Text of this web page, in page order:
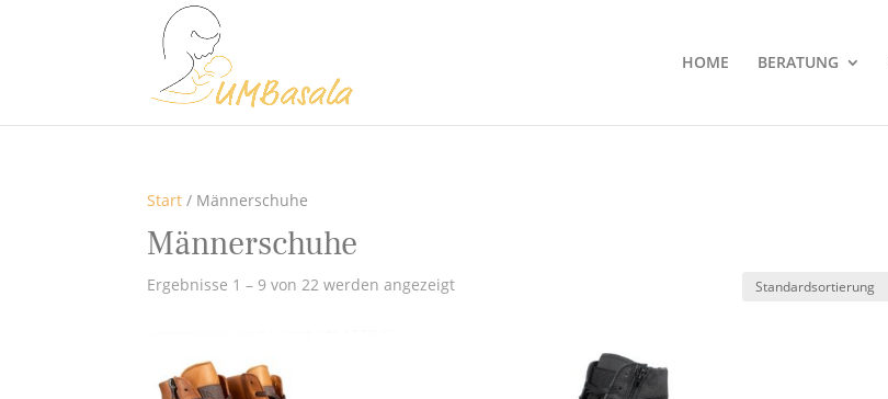
HOME BERATUNG
Start / Männerschuhe
Männerschuhe
Ergebnisse 1 – 9 von 22 werden angezeigt